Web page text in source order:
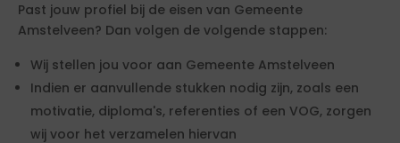
Past jouw profiel bij de eisen van Gemeente
Amstelveen? Dan volgen de volgende stappen:
Wij stellen jou voor aan Gemeente Amstelveen
Indien er aanvullende stukken nodig zijn, zoals een
motivatie, diploma's, referenties of een VOG, zorgen
wij voor het verzamelen hiervan